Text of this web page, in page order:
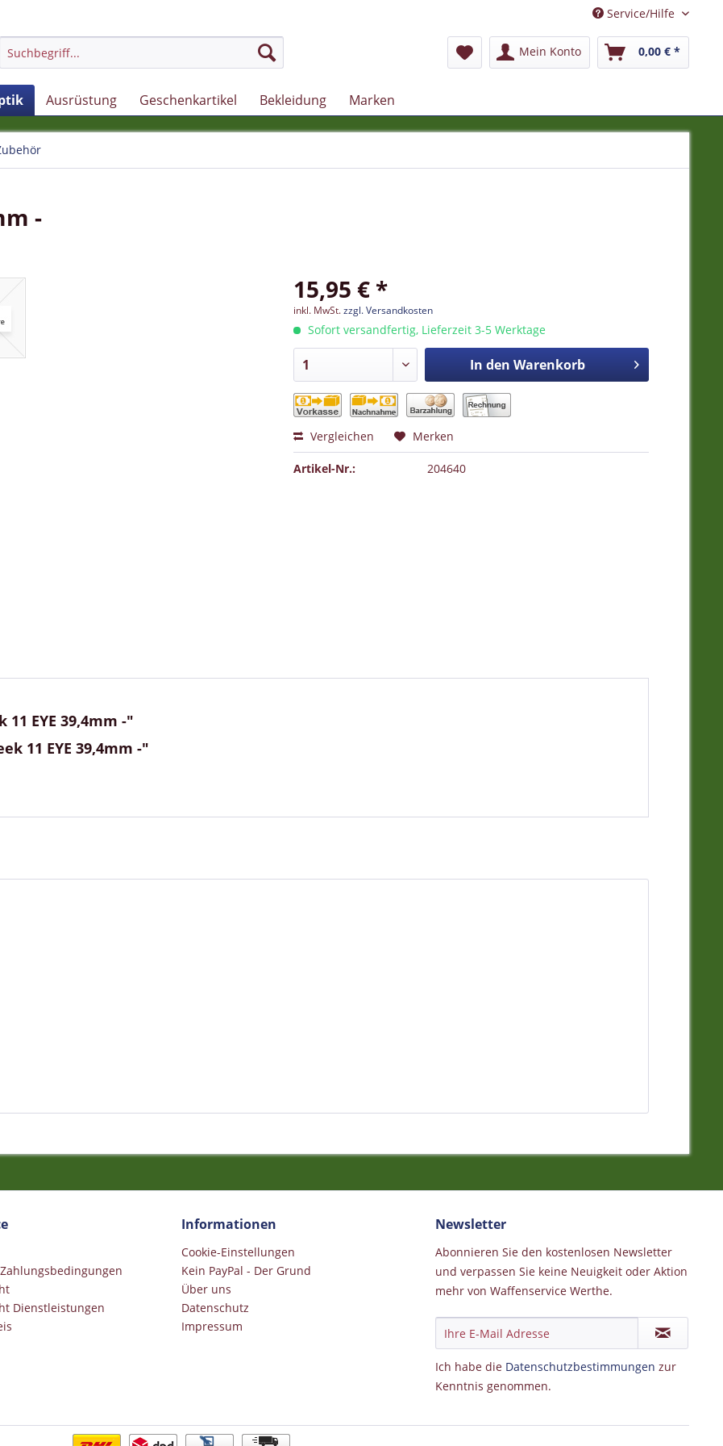
Service/Hilfe
Mein Konto 0,00 € *
Ausrüstung Geschenkartikel Bekleidung Marken
-
15,95 € *
inkl. MwSt.zzgl. Versandkosten
Sofort versandfertig, Lieferzeit 3-5 Werktage
In den Warenkorb
Vergleichen Merken
Artikel-Nr.: 204640
EYE 39,4mm -"
11 EYE 39,4mm -"
Dienstleistungen
Informationen
Cookie-Einstellungen
Kein PayPal - Der Grund
Über uns
Datenschutz
Impressum
Newsletter
Abonnieren Sie den kostenlosen Newsletter
und verpassen Sie keine Neuigkeit oder Aktion
mehr von Waffenservice Werthe.
Ich habe die Datenschutzbestimmungen zur
Kenntnis genommen.